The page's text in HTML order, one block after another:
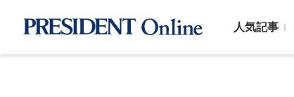
人気記事